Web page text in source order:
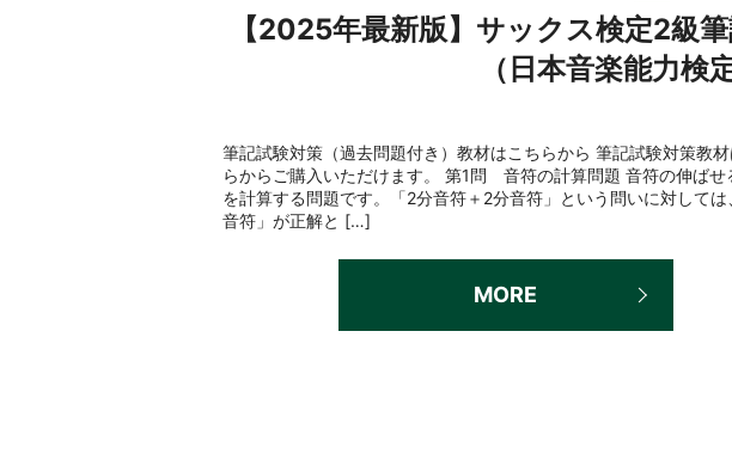
【2025年最新版】サックス検定2級
（日本音楽能力検
筆記試験対策（過去問題付き）教材はこちらから 筆記試験対策教
らからご購入いただけます。 第1問 音符の計算問題 音符の伸ばせ
を計算する問題です。「2分音符＋2分音符」という問いに対しては
音符」が正解と […]
MORE